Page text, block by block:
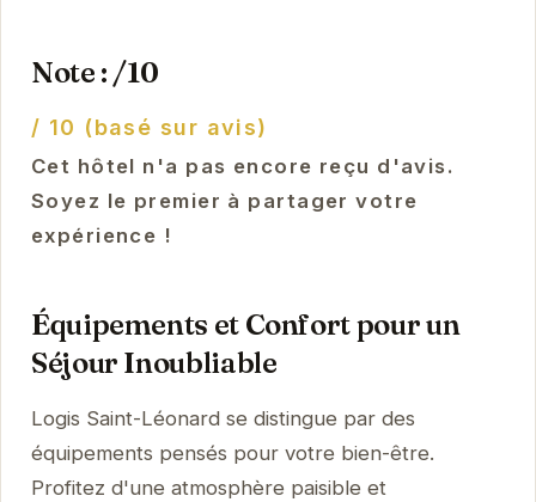
Note : /10
/ 10 (basé sur avis)
Cet hôtel n'a pas encore reçu d'avis.
Soyez le premier à partager votre
expérience !
Équipements et Confort pour un
Séjour Inoubliable
Logis Saint-Léonard se distingue par des
équipements pensés pour votre bien-être.
Profitez d'une atmosphère paisible et